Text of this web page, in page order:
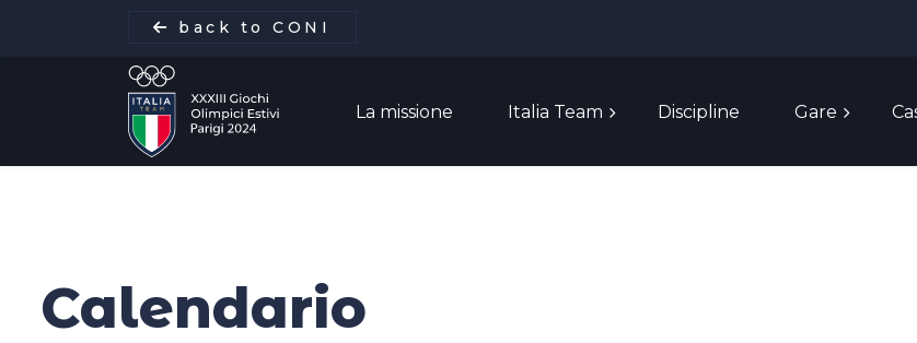
back to CONI
La missione Italia Team Discipline Gare
Italia Team
Calendario